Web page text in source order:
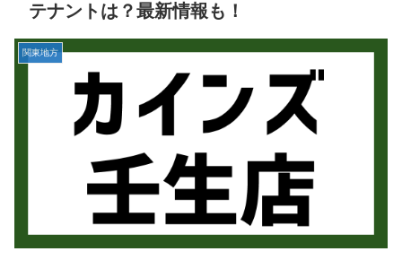
テナントは？最新情報も！
関東地方